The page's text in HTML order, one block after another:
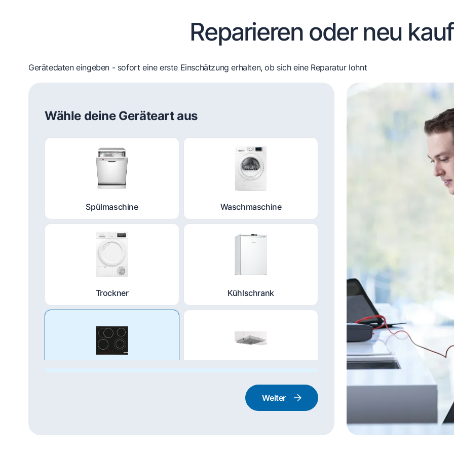
Reparieren oder neu
Gerätedaten eingeben - sofort eine erste Einschätzung erhalten, ob sich eine Reparatur lohnt
Wähle deine Geräteart aus
Spülmaschine Waschmaschine
Trockner Kühlschrank
Weiter